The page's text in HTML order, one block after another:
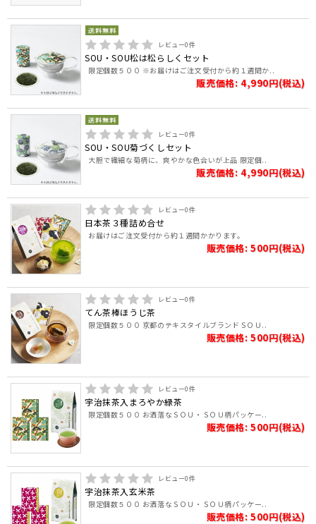
レビュー0件
SOU・SOU松は松らしくセット
限定個数５００ ※お届けはご注文受付から約１週間か..
販売価格: 4,990円(税込)
レビュー0件
SOU・SOU菊づくしセット
大胆で繊細な菊柄に、爽やかな色合いが上品 限定個..
販売価格: 4,990円(税込)
レビュー0件
日本茶３種詰め合せ
お届けはご注文受付から約１週間かかります。
販売価格: 500円(税込)
レビュー0件
てん茶棒ほうじ茶
限定個数５００ 京都のテキスタイルブランドＳＯＵ..
販売価格: 500円(税込)
レビュー0件
宇治抹茶入まろやか緑茶
限定個数５００ お洒落なＳＯＵ・ＳＯＵ柄パッケー..
販売価格: 500円(税込)
レビュー0件
宇治抹茶入玄米茶
限定個数５００ お洒落なＳＯＵ・ＳＯＵ柄パッケー..
販売価格: 500円(税込)